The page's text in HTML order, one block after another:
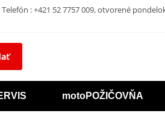
Telefón : +421 52 7757 009, otvorené
motoPOŽIČOVŇA